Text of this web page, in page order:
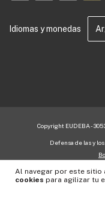
Al navegar por este sitio
cookies para agilizar tu
Idiomas y monedas
Copyright EUDEBA -
Defensa de las y